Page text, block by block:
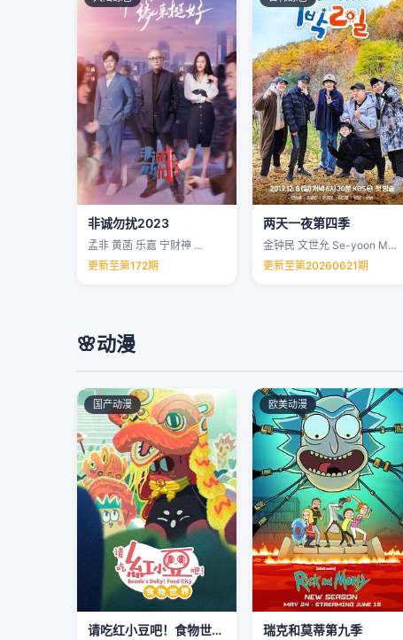
非诚勿扰2023
孟非 黄菡 乐嘉 宁财神 …
更新至第172期
两天一夜第四季
金钟民 文世允 Se-yoon Moon …
更新至第20260621期
🌸动漫
国产动漫
请吃红小豆吧！食物世界第一季
欧美动漫
瑞克和莫蒂第九季